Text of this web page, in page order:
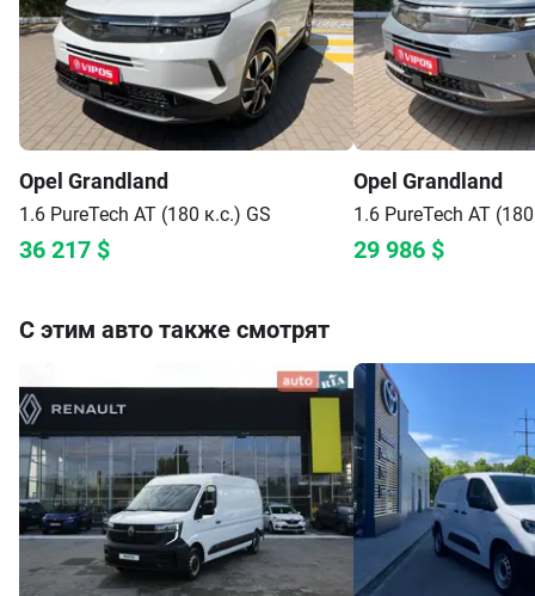
Opel Grandland
1.6 PureTech AT (180 к.с.) GS
36 217 $
Opel Grandland
1.6 PureTech AT
29 986 $
С этим авто также смотрят